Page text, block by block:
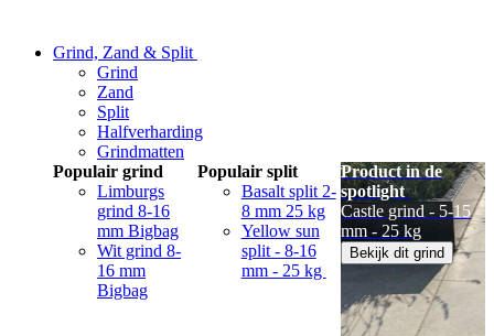
Grind, Zand & Split
Grind
Zand
Split
Halfverharding
Grindmatten
Populair grind
Limburgs
grind 8-16
mm Bigbag
Wit grind 8-
16 mm
Bigbag
Populair split
Basalt split 2-
8 mm 25 kg
Yellow sun
split - 8-16
mm - 25 kg
Product in de
spotlight
Castle grind - 5-15
mm - 25 kg
Bekijk dit grind